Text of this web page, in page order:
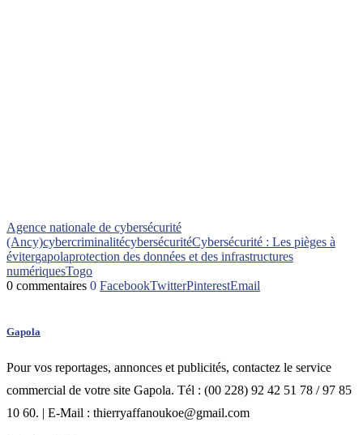
Agence nationale de cybersécurité
(Ancy)cybercriminalitécybersécuritéCybersécurité : Les pièges à
évitergapolaprotection des données et des infrastructures
numériquesTogo
0 commentaires 0 FacebookTwitterPinterestEmail
Gapola
Pour vos reportages, annonces et publicités, contactez le service
commercial de votre site Gapola. Tél : (00 228) 92 42 51 78 / 97 85
10 60. | E-Mail : thierryaffanoukoe@gmail.com